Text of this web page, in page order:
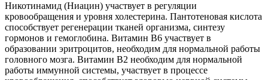
Никотинамид (Ниацин) участвует в регуляции
кровообращения и уровня холестерина. Пантотеновая кислота
способствует регенерации тканей организма, синтезу
гормонов и гемоглобина. Витамин В6 участвует в
образовании эритроцитов, необходим для нормальной работы
головного мозга. Витамин В2 необходим для нормальной
работы иммунной системы, участвует в процессе